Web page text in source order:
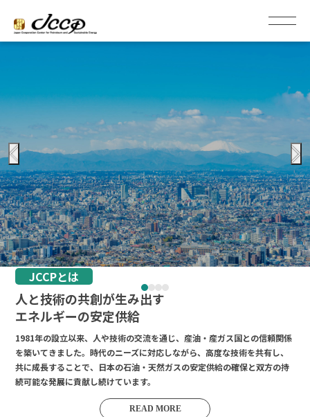
JCCPとは
人と技術の共創が生み出す
エネルギーの安定供給
1981年の設立以来、人や技術の交流を通じ、産油・産ガス国との信頼関係
を築いてきました。時代のニーズに対応しながら、高度な技術を共有し、
共に成長することで、日本の石油・天然ガスの安定供給の確保と双方の持
続可能な発展に貢献し続けています。
READ MORE